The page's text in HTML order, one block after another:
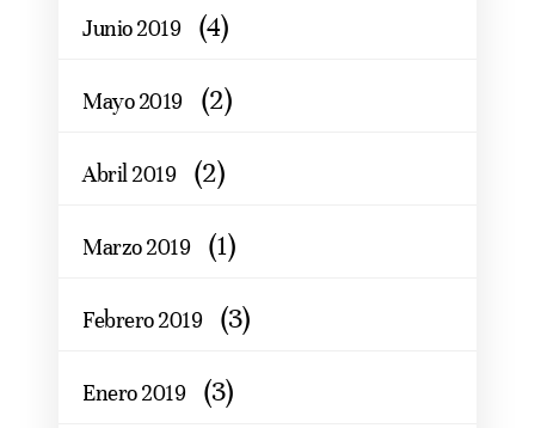
Junio 2019 (4)
Mayo 2019 (2)
Abril 2019 (2)
Marzo 2019 (1)
Febrero 2019 (3)
Enero 2019 (3)